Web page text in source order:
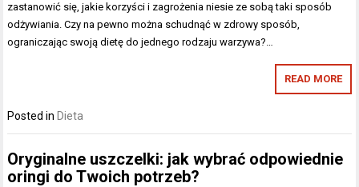
zastanowić się, jakie korzyści i zagrożenia niesie ze sobą taki sposób
odżywiania. Czy na pewno można schudnąć w zdrowy sposób,
ograniczając swoją dietę do jednego rodzaju warzywa?…
READ MORE
Posted in Dieta
Oryginalne uszczelki: jak wybrać odpowiednie
oringi do Twoich potrzeb?